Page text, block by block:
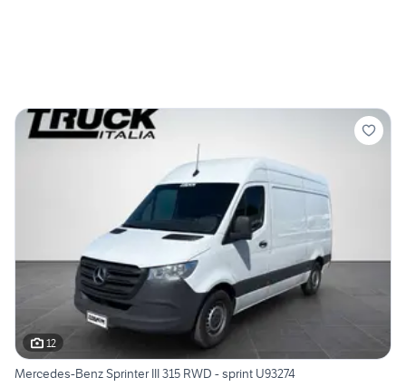
12
Mercedes-Benz Sprinter III 315 RWD - sprint U93274